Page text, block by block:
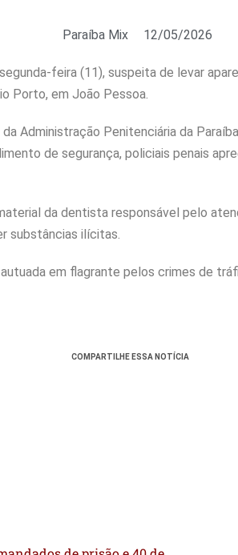
Paraíba Mix 12/05/2026
feira (11), suspeita de levar
Porto, em João Pessoa.
Administração Penitenciária da
de segurança, policiais penais
da dentista responsável pelo
substâncias ilícitas.
em flagrante pelos crimes de
COMPARTILHE ESSA NOTÍCIA